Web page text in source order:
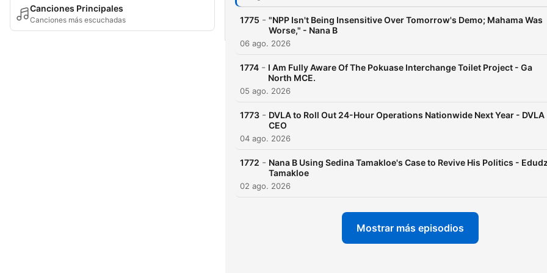
Canciones Principales
Canciones más escuchadas 1775 - "NPP Isn't Being Insensitive Over Tomorrow's Demo; Mahama Was
Worse," - Nana B
06 ago. 2026
1774 - I Am Fully Aware Of The Pokuase Interchange Toilet Project - Ga
North MCE.
05 ago. 2026
1773 - DVLA to Roll Out 24-Hour Operations Nationwide Next Year - DVLA
CEO
04 ago. 2026
1772 - Nana B Using Sedina Tamakloe's Case to Revive His Politics -
Tamakloe
02 ago. 2026
Mostrar más episodios